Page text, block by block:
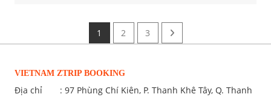
1 2 3
VIETNAM ZTRIP BOOKING
Địa chỉ
: 97 Phùng Chí Kiên, P. Thanh Khê Tây, Q. Thanh